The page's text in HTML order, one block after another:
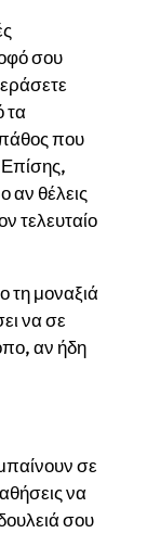
σου
τα
που
Επίσης,
αν θέλεις
τελευταίο
τη μοναξιά
να σε
αν ήδη
σε
να
σου